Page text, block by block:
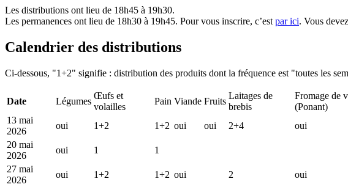
Les distributions ont lieu de 18h45 à 19h30.
Les permanences ont lieu de 18h30 à 19h45. Pour vous inscrire, c’est par ici. Vous
Calendrier des distributions
Ci-dessous, "1+2" signifie : distribution des produits dont la fréquence est "toutes les
Date Légumes
Œufs et
volailles
Pain Viande Fruits
Laitages de
brebis
Fromage de
(Ponant)
13 mai
2026
oui 1+2 1+2 oui oui 2+4 oui
20 mai
2026
oui 1
1
27 mai
2026
oui 1+2 1+2 oui 2 oui